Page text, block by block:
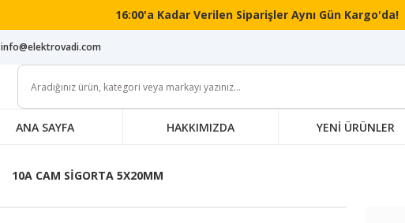
16:00'a Kadar Verilen Siparişler Aynı Gün Kargo'da!
info@elektrovadi.com
ANA SAYFA HAKKIMIZDA YENİ ÜRÜNLER
10A CAM SİGORTA 5X20MM